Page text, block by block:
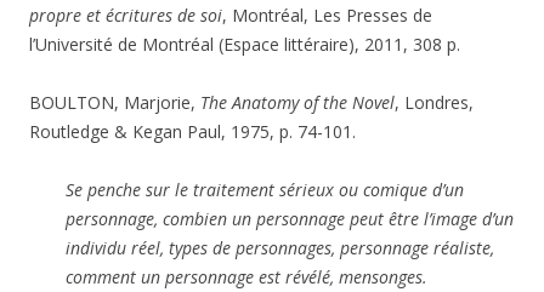
propre et écritures de soi, Montréal, Les Presses de
l’Université de Montréal (Espace littéraire), 2011, 308 p.
BOULTON, Marjorie, The Anatomy of the Novel, Londres,
Routledge & Kegan Paul, 1975, p. 74-101.
Se penche sur le traitement sérieux ou comique d’un
personnage, combien un personnage peut être l’image d’un
individu réel, types de personnages, personnage réaliste,
comment un personnage est révélé, mensonges.